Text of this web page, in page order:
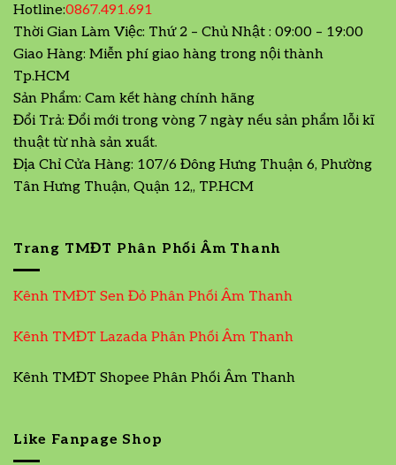
Hotline:0867.491.691
Thời Gian Làm Việc: Thứ 2 – Chủ Nhật : 09:00 – 19:00
Giao Hàng: Miễn phí giao hàng trong nội thành
Tp.HCM
Sản Phẩm: Cam kết hàng chính hãng
Đổi Trả: Đổi mới trong vòng 7 ngày nếu sản phẩm lỗi kĩ
thuật từ nhà sản xuất.
Địa Chỉ Cửa Hàng: 107/6 Đông Hưng Thuận 6, Phường
Tân Hưng Thuận, Quận 12,, TP.HCM
Trang TMĐT Phân Phối Âm Thanh
Kênh TMĐT Sen Đỏ Phân Phối Âm Thanh
Kênh TMĐT Lazada Phân Phối Âm Thanh
Kênh TMĐT Shopee Phân Phối Âm Thanh
Like Fanpage Shop